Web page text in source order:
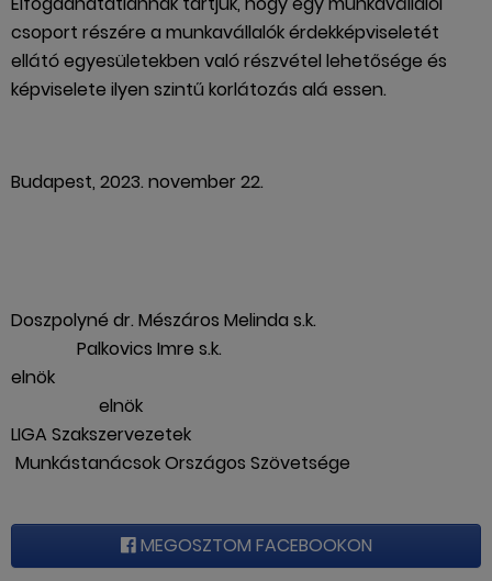
csoport részére a munkavállalók érdekképviseletét
ellátó egyesületekben való részvétel lehetősége és
képviselete ilyen szintű korlátozás alá essen.
Budapest, 2023. november 22.
Doszpolyné dr. Mészáros Melinda s.k.
Palkovics Imre s.k.
elnök
elnök
LIGA Szakszervezetek
Munkástanácsok Országos Szövetsége
MEGOSZTOM FACEBOOKON